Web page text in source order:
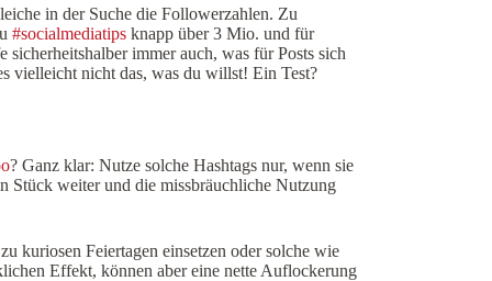
in der Suche die Followerzahlen. Zu
#socialmediatips knapp über 3 Mio. und für
immer auch, was für Posts sich
vielleicht nicht das, was du willst! Ein Test?
? Ganz klar: Nutze solche Hashtags nur, wenn sie
Stück weiter und die missbräuchliche Nutzung
kuriosen Feiertagen einsetzen oder solche wie
Effekt, können aber eine nette Auflockerung